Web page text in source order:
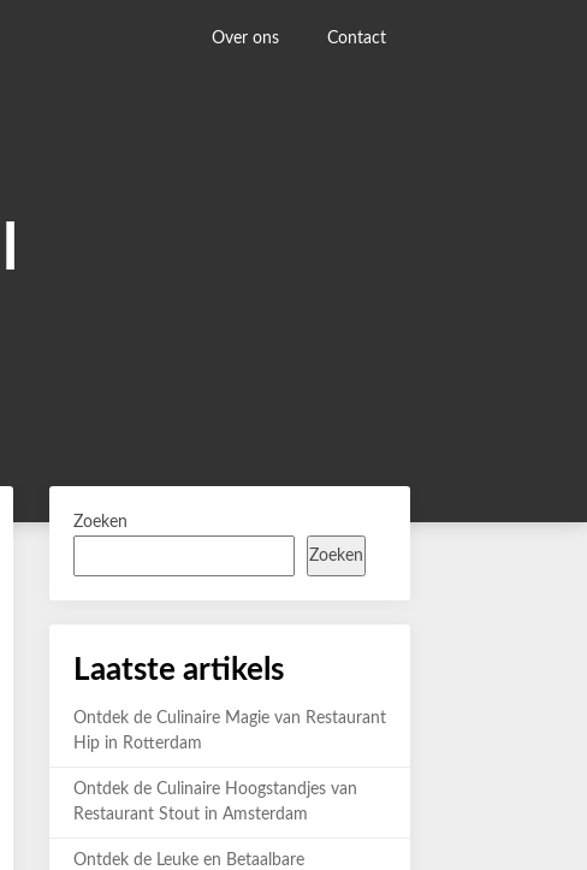
Over ons Contact
Zoeken
Zoeken
Laatste artikels
Ontdek de Culinaire Magie van Restaurant
Hip in Rotterdam
Ontdek de Culinaire Hoogstandjes van
Restaurant Stout in Amsterdam
Ontdek de Leuke en Betaalbare